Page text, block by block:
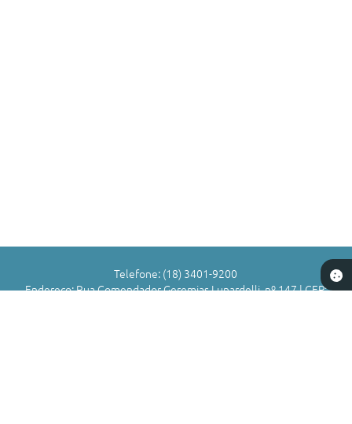
Telefone: (18) 3401-9200
Endereço: Rua Comendador Geremias Lunardelli, nº 147 | CEP: